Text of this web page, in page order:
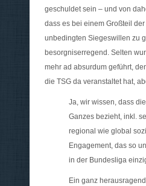
geschuldet sein – und von
dass es bei einem Großteil
unbedingten Siegeswillen zu
besorgniserregend. Selten
mehr ad absurdum geführt,
die TSG da veranstaltet hat,
Ja, wir wissen, dass
Ganzes bezieht, inkl.
regional wie global
Engagement, das so
in der Bundesliga
Ein ganz